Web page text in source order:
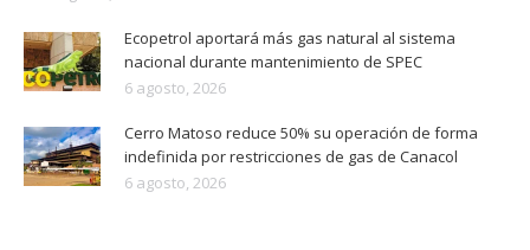
Ecopetrol aportará más gas natural al sistema
nacional durante mantenimiento de SPEC
6 agosto, 2026
Cerro Matoso reduce 50% su operación de forma
indefinida por restricciones de gas de Canacol
6 agosto, 2026